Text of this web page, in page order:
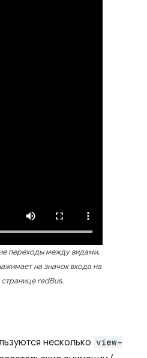
переходы между видами,
на значок входа на
redBus.
несколько view-